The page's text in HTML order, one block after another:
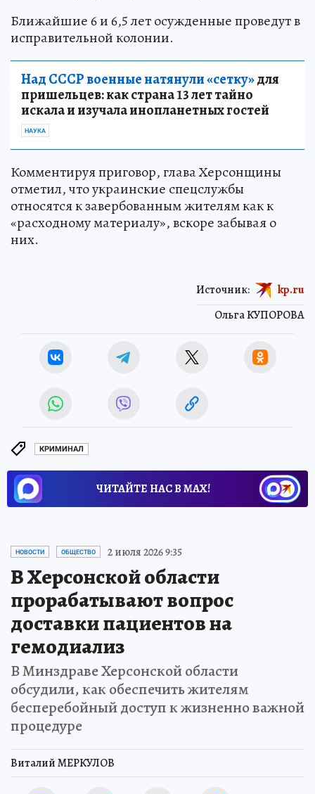
Ближайшие 6 и 6,5 лет осужденные проведут в
исправительной колонии.
Над СССР военные натянули «сетку»для
пришельцев: как страна 13 лет тайно
искала и изучала инопланетных гостей
НАУКА
Комментируя приговор, глава Херсонщины
отметил, что украинские спецслужбы
относятся к завербованным жителям как к
«расходному материалу», вскоре забывая о
них.
Ольга КУПОРОВА
Источник: kp.ru
КРИМИНАЛ
ЧИТАЙТЕ НАС В МАХ!
НОВОСТИ ОБЩЕСТВО 2 июля 2026 9:35
В Херсонской области
прорабатывают вопрос
доставки пациентов на
гемодиализ
В Минздраве Херсонской области
обсудили, как обеспечить жителям
бесперебойный доступ к жизненно важной
процедуре
Виталий МЕРКУЛОВ